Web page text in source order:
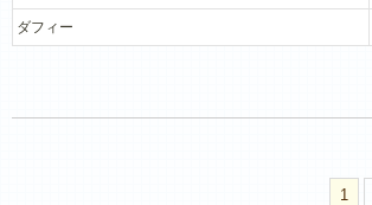
ダフィー
1